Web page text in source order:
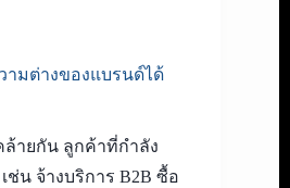
ามต่างของแบรนด์ได้
ายกัน ลูกค้าที่กำลัง
ช่น จ้างบริการ B2B ซื้อ